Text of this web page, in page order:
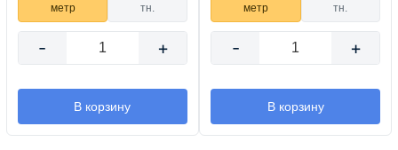
метр тн.
- +
В корзину
метр тн.
- +
В корзину